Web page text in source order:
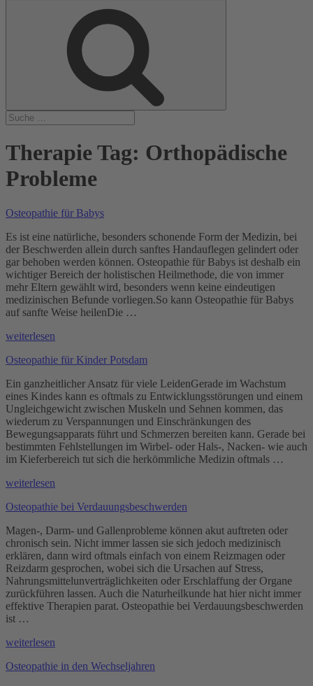
Therapie Tag: Orthopädische
Probleme
Osteopathie für Babys
Es ist eine natürliche, besonders schonende Form der Medizin, bei
der Beschwerden allein durch sanftes Handauflegen gelindert oder
gar behoben werden können. Osteopathie für Babys ist deshalb ein
wichtiger Bereich der holistischen Heilmethode, die von immer
mehr Eltern gewählt wird, besonders wenn keine eindeutigen
medizinischen Befunde vorliegen.So kann Osteopathie für Babys
auf sanfte Weise heilenDie …
„Osteopathie
Babys“
weiterlesen
Osteopathie für Kinder Potsdam
Ein ganzheitlicher Ansatz für viele LeidenGerade im Wachstum
eines Kindes kann es oftmals zu Entwicklungsstörungen und einem
Ungleichgewicht zwischen Muskeln und Sehnen kommen, das
wiederum zu Verspannungen und Einschränkungen des
Bewegungsapparats führt und Schmerzen bereiten kann. Gerade bei
bestimmten Fehlstellungen im Wirbel- oder Hals-, Nacken- wie auch
im Kieferbereich tut sich die herkömmliche Medizin oftmals …
„Osteopathie
Kinder
weiterlesen
Osteopathie bei Verdauungsbeschwerden
Magen-, Darm- und Gallenprobleme können akut auftreten oder
chronisch sein. Nicht immer lassen sie sich jedoch medizinisch
erklären, dann wird oftmals einfach von einem Reizmagen oder
Reizdarm gesprochen, wobei sich die Ursachen auf Stress,
Nahrungsmittelunverträglichkeiten oder Erschlaffung der Organe
zurückführen lassen. Auch die Naturheilkunde hat hier nicht immer
effektive Therapien parat. Osteopathie bei Verdauungsbeschwerden
ist …
„Osteopathie
Verdauungsbeschwerden“
weiterlesen
Osteopathie in den Wechseljahren